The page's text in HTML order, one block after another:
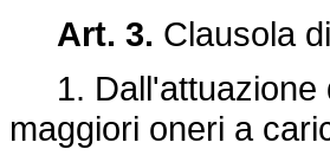
Art. 3. Clausola
1. Dall'attuazione
maggiori oneri a